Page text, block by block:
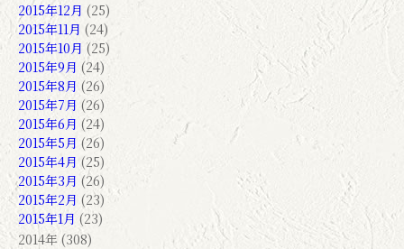
2015年12月 (25)
2015年11月 (24)
2015年10月 (25)
2015年9月 (24)
2015年8月 (26)
2015年7月 (26)
2015年6月 (24)
2015年5月 (26)
2015年4月 (25)
2015年3月 (26)
2015年2月 (23)
2015年1月 (23)
2014年 (308)